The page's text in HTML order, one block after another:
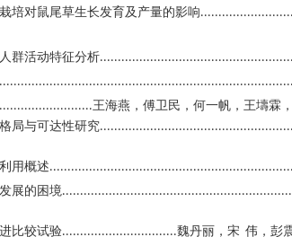
培对鼠尾草生长发育及产量的影响
群活动特征分析
王海燕，傅卫民，何一帆，王壔霖
局与可达性研究
用概述
展的困境
比较试验................................魏丹丽，宋 伟，彭